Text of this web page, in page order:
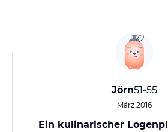
Jörn51-55
März 2016
Ein kulinarischer